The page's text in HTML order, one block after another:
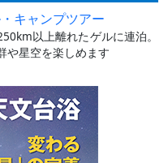
キャンプツアー
以上離れたゲルに連泊。
や星空を楽しめます